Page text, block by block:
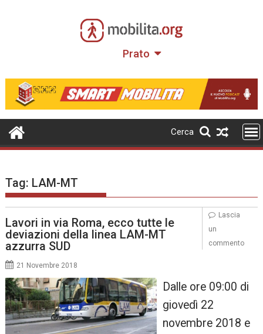
Prato
Cerca
Tag: LAM-MT
Lavori in via Roma, ecco tutte le
deviazioni della linea LAM-MT
azzurra SUD
21 Novembre 2018
Dalle ore 09:00 di
giovedì 22
novembre 2018 e
Lascia
un
commento